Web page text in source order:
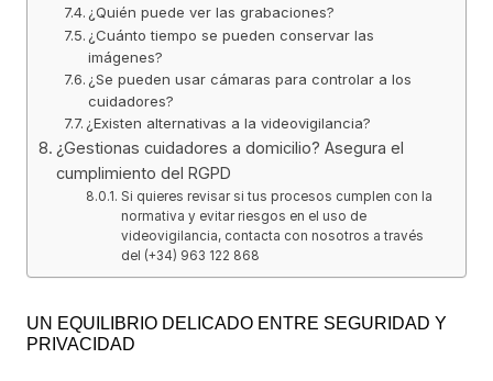
¿Quién puede ver las grabaciones?
¿Cuánto tiempo se pueden conservar las
imágenes?
¿Se pueden usar cámaras para controlar a los
cuidadores?
¿Existen alternativas a la videovigilancia?
¿Gestionas cuidadores a domicilio? Asegura el
cumplimiento del RGPD
Si quieres revisar si tus procesos cumplen con la
normativa y evitar riesgos en el uso de
videovigilancia, contacta con nosotros a través
del (+34) 963 122 868
UN EQUILIBRIO DELICADO ENTRE SEGURIDAD Y
PRIVACIDAD